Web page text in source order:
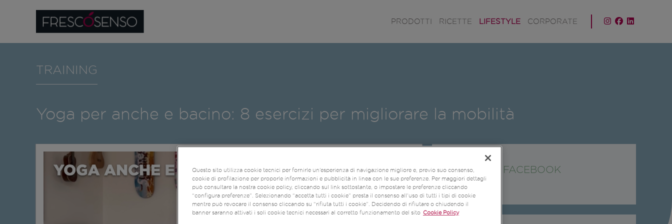
PRODOTTI RICETTE LIFESTYLE CORPORATE
TRAINING
Yoga per anche e bacino: 8 esercizi per migliorare la mobilità
SEGUICI SU FACEBOOK
Questo sito utilizza cookie tecnici per fornirle un’esperienza di navigazione migliore e, previo suo consenso,
cookie di profilazione per proporle informazioni e pubblicità in linea con le sue preferenze. Per maggiori dettagli
può consultare la nostra cookie policy, cliccando sul link sottostante, o impostare le preferenze cliccando
“configura preferenze”. Selezionando “accetta tutti i cookie” presta il consenso all’uso di tutti i tipi di cookie
mentre può revocare il consenso cliccando su “rifiuta tutti i cookie”. Decidendo di rifiutare o chiudendo il
banner saranno attivati i soli cookie tecnici necessari al corretto funzionamento del sito Cookie Policy